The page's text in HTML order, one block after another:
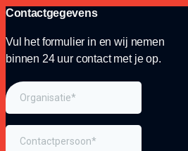
Contactgegevens
Vul het formulier in en wij nemen
binnen 24 uur contact met je op.